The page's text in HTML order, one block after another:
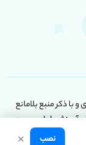
با ذکر منبع بلامانع
آموزشی امام حسین
نصب ×